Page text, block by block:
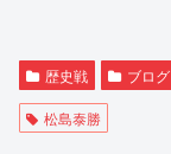
歴史戦 ブログ
松島泰勝